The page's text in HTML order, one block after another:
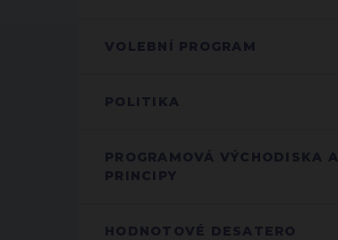
VOLEBNÍ PROGRAM
POLITIKA
PROGRAMOVÁ VÝCHODISKA A
PRINCIPY
HODNOTOVÉ DESATERO